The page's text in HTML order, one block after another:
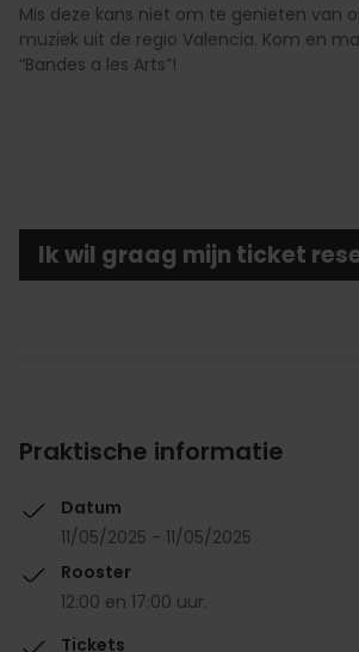
Mis deze kans niet om te genieten van
muziek uit de regio Valencia. Kom en
“Bandes a les Arts”!
Ik wil graag mijn ticket
Praktische informatie
Datum
11/05/2025 - 11/05/2025
Rooster
12:00 en 17:00 uur.
Tickets